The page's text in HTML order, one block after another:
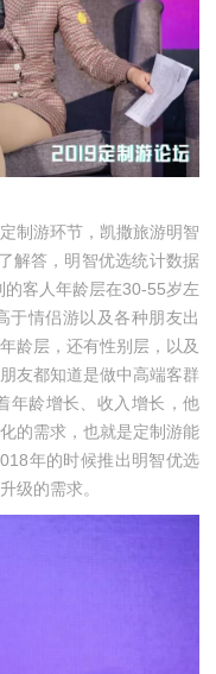
制游环节，凯撒旅游明智
解答，明智优选统计数据
客人年龄层在30-55岁左
于情侣游以及各种朋友出
龄层，还有性别层，以及
友都知道是做中高端客群
年龄增长、收入增长，他
的需求，也就是定制游能
年的时候推出明智优选
级的需求。